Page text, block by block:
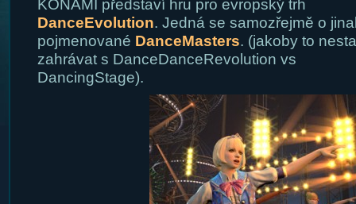
KONAMI představí hru pro evropský trh
DanceEvolution. Jedná se samozřejmě o
pojmenované DanceMasters. (jakoby to
zahrávat s DanceDanceRevolution vs
DancingStage).